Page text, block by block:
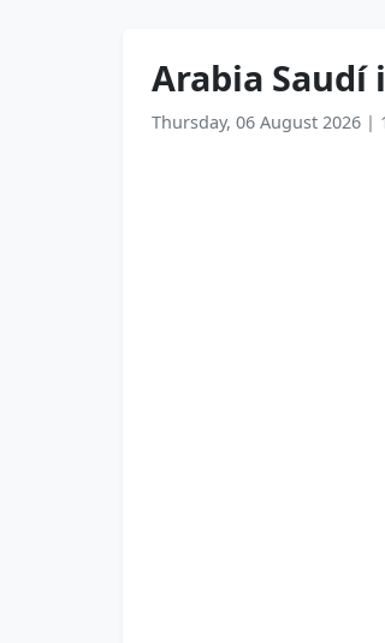
Arabia
Thursday, 06 August 2026 |